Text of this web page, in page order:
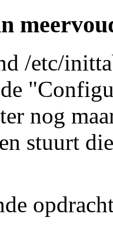
/etc/
nog
stuurt